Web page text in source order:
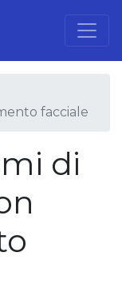
facciale
di